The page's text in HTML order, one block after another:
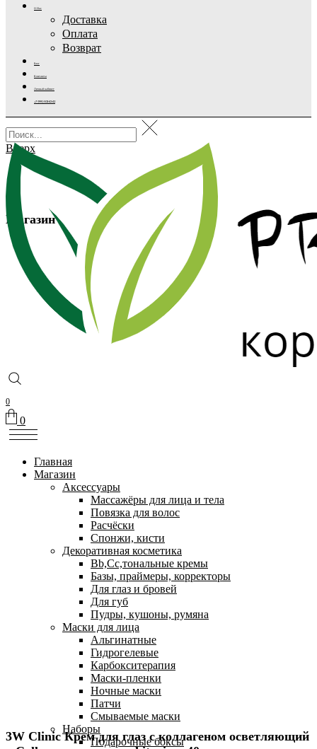
О Нас
Доставка
Оплата
Возврат
Блог
Контакты
Личный кабинет
+7 (995) 502-42-42
0
0
Главная
Магазин
Аксессуары
Массажёры для лица и тела
Повязка для волос
Расчёски
Спонжи, кисти
Декоративная косметика
Bb,Cc,тональные кремы
Базы, праймеры, корректоры
Для глаз и бровей
Для губ
Пудры, кушоны, румяна
Маски для лица
Альгинатные
Гидрогелевые
Карбокситерапия
Маски-пленки
Ночные маски
Патчи
Смываемые маски
Наборы
Подарочные боксы
Вверх
Магазин
3W Clinic Крем для глаз с коллагеном осветляющий